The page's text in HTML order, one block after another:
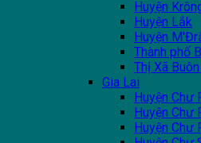
Huyện
Huyện Lắk
Huyện
Thành phố
Thị Xã
Gia Lai
Huyện Chư
Huyện Chư
Huyện Chư